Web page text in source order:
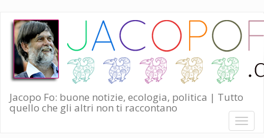
Salta
contenuto
principale
Jacopo Fo: buone notizie, ecologia, politica | Tutto
quello che gli altri non ti raccontano
Toggle